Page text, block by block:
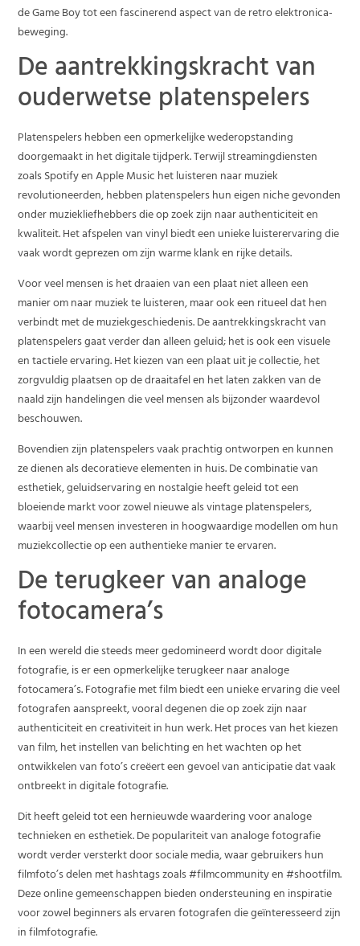
de Game Boy tot een fascinerend aspect van de retro elektronica-
beweging.
De aantrekkingskracht van
ouderwetse platenspelers
Platenspelers hebben een opmerkelijke wederopstanding
doorgemaakt in het digitale tijdperk. Terwijl streamingdiensten
zoals Spotify en Apple Music het luisteren naar muziek
revolutioneerden, hebben platenspelers hun eigen niche gevonden
onder muziekliefhebbers die op zoek zijn naar authenticiteit en
kwaliteit. Het afspelen van vinyl biedt een unieke luisterervaring die
vaak wordt geprezen om zijn warme klank en rijke details.
Voor veel mensen is het draaien van een plaat niet alleen een
manier om naar muziek te luisteren, maar ook een ritueel dat hen
verbindt met de muziekgeschiedenis. De aantrekkingskracht van
platenspelers gaat verder dan alleen geluid; het is ook een visuele
en tactiele ervaring. Het kiezen van een plaat uit je collectie, het
zorgvuldig plaatsen op de draaitafel en het laten zakken van de
naald zijn handelingen die veel mensen als bijzonder waardevol
beschouwen.
Bovendien zijn platenspelers vaak prachtig ontworpen en kunnen
ze dienen als decoratieve elementen in huis. De combinatie van
esthetiek, geluidservaring en nostalgie heeft geleid tot een
bloeiende markt voor zowel nieuwe als vintage platenspelers,
waarbij veel mensen investeren in hoogwaardige modellen om hun
muziekcollectie op een authentieke manier te ervaren.
De terugkeer van analoge
fotocamera’s
In een wereld die steeds meer gedomineerd wordt door digitale
fotografie, is er een opmerkelijke terugkeer naar analoge
fotocamera’s. Fotografie met film biedt een unieke ervaring die veel
fotografen aanspreekt, vooral degenen die op zoek zijn naar
authenticiteit en creativiteit in hun werk. Het proces van het kiezen
van film, het instellen van belichting en het wachten op het
ontwikkelen van foto’s creëert een gevoel van anticipatie dat vaak
ontbreekt in digitale fotografie.
Dit heeft geleid tot een hernieuwde waardering voor analoge
technieken en esthetiek. De populariteit van analoge fotografie
wordt verder versterkt door sociale media, waar gebruikers hun
filmfoto’s delen met hashtags zoals #filmcommunity en #shootfilm.
Deze online gemeenschappen bieden ondersteuning en inspiratie
voor zowel beginners als ervaren fotografen die geïnteresseerd zijn
in filmfotografie.